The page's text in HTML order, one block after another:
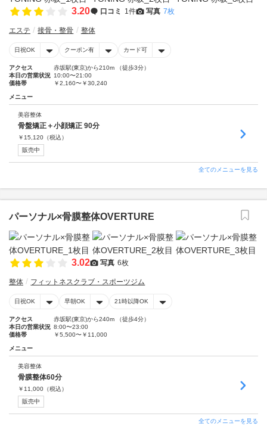
3.20 口コミ 1件 写真 7枚
エステ 接骨・整骨 整体
日祝OK クーポン有 カード可
アクセス
赤坂駅(東京)から210m （徒歩3分）
本日の営業状況 10:00〜21:00
価格帯
￥2,160〜￥30,240
メニュー
美容整体
骨盤矯正＋小顔矯正 90分
￥ 15,120 （税込）
販売中
全てのメニューを見る
パーソナル×骨膜整体OVERTURE
3.02 写真 6枚
整体 フィットネスクラブ・スポーツジム
日祝OK 早朝OK 21時以降OK
アクセス
赤坂駅(東京)から240m （徒歩4分）
本日の営業状況 8:00〜23:00
価格帯
￥5,500〜￥11,000
メニュー
美容整体
骨膜整体60分
￥ 11,000 （税込）
販売中
全てのメニューを見る